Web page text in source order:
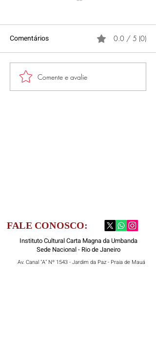
LANÇAMENTO DO
PROJETO TURISMO NA
Comentários 0.0 / 5 (0)
Comente e avalie
FALE CONOSCO:
Instituto Cultural Carta Magna da Umbanda
Sede Nacional - Rio de Janeiro
Av. Canal "A" Nº 1543 - Jardim da Paz - Praia de Mauá
- Magé/RJ